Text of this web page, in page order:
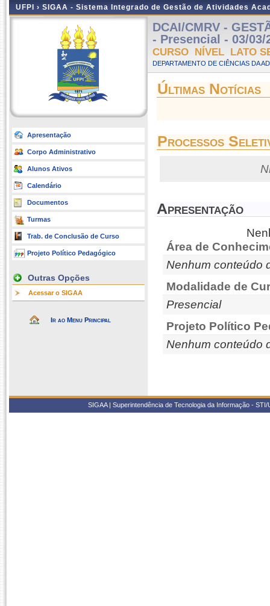
UFPI › SIGAA - Sistema Integrado de Gestão de Atividades
Apresentação
Corpo Administrativo
Alunos Ativos
Calendário
Documentos
Turmas
Trab. de Conclusão de Curso
Projeto Político Pedagógico
Outras Opções
Acessar o SIGAA
Ir ao Menu Principal
DCAI/CMRV -
- Presencial - 03/03/
CURSO NÍVEL LATO
DEPARTAMENTO DE CIÊNCIAS DA
Últimas Notícias
Processos
Apresentação
Área de
Nenhum conteúdo
Modalidade de
Presencial
Projeto Político
Nenhum conteúdo
SIGAA | Superintendência de Tecnologia da Informação -